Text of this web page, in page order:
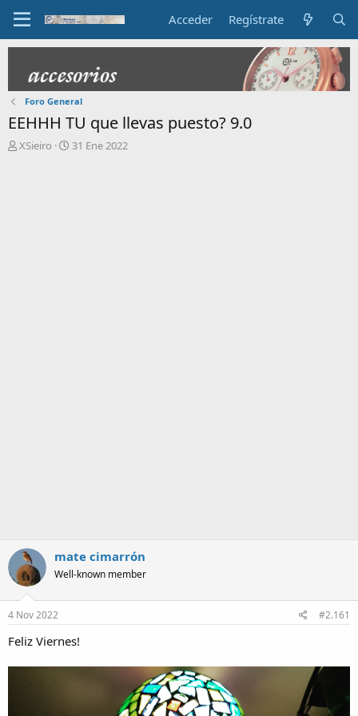
Acceder Regístrate
Foro General
EEHHH TU que llevas puesto? 9.0
IXSieiro
F
31 Ene 2022
mate cimarrón
Well-known member
4 Nov 2022 #2.161
Feliz Viernes!